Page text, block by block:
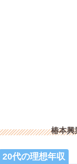
椿本興
20代の理想年収